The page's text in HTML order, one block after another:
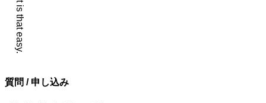
質問 / 申し込み